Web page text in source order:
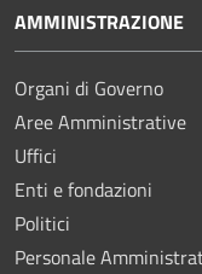
AMMINISTRAZIONE
Organi di Governo
Aree Amministrative
Uffici
Enti e fondazioni
Politici
Personale